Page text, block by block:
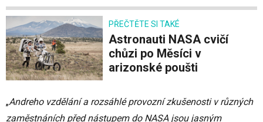
PŘEČTĚTE SI TAKÉ
Astronauti NASA cvičí
chůzi po Měsíci v
arizonské poušti
„Andreho vzdělání a rozsáhlé provozní zkušenosti v různých
zaměstnáních před nástupem do NASA jsou jasným